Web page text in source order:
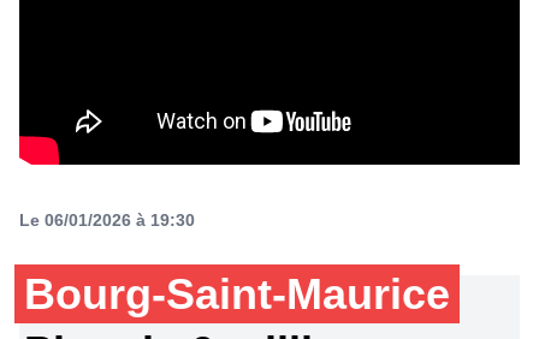
Le 06/01/2026 à 19:30
Bourg-Saint-Maurice